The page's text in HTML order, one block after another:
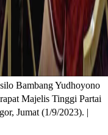
Bambang Yudhoyono
Majelis Tinggi Partai
Jumat (1/9/2023). |